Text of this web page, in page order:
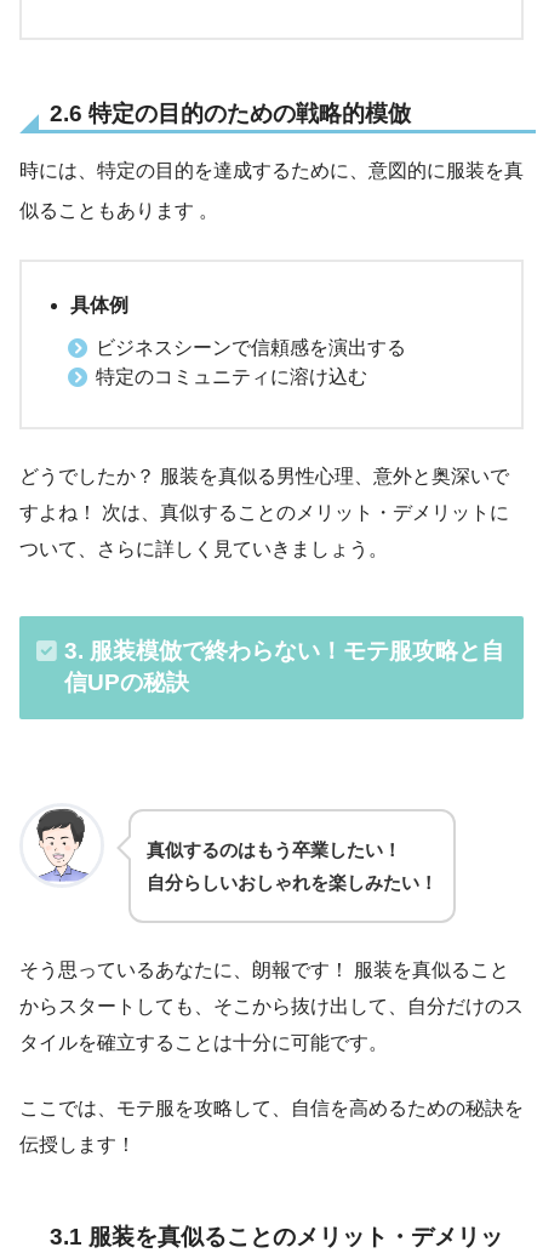
2.6 特定の目的のための戦略的模倣
時には、特定の目的を達成するために、意図的に服装を真
似ることもあります 。
具体例
ビジネスシーンで信頼感を演出する
特定のコミュニティに溶け込む
どうでしたか？ 服装を真似る男性心理、意外と奥深いで
すよね！ 次は、真似することのメリット・デメリットに
ついて、さらに詳しく見ていきましょう。
3. 服装模倣で終わらない！モテ服攻略と自
信UPの秘訣
真似するのはもう卒業したい！
自分らしいおしゃれを楽しみたい！
そう思っているあなたに、朗報です！ 服装を真似ること
からスタートしても、そこから抜け出して、自分だけのス
タイルを確立することは十分に可能です。
ここでは、モテ服を攻略して、自信を高めるための秘訣を
伝授します！
3.1 服装を真似ることのメリット・デメリッ